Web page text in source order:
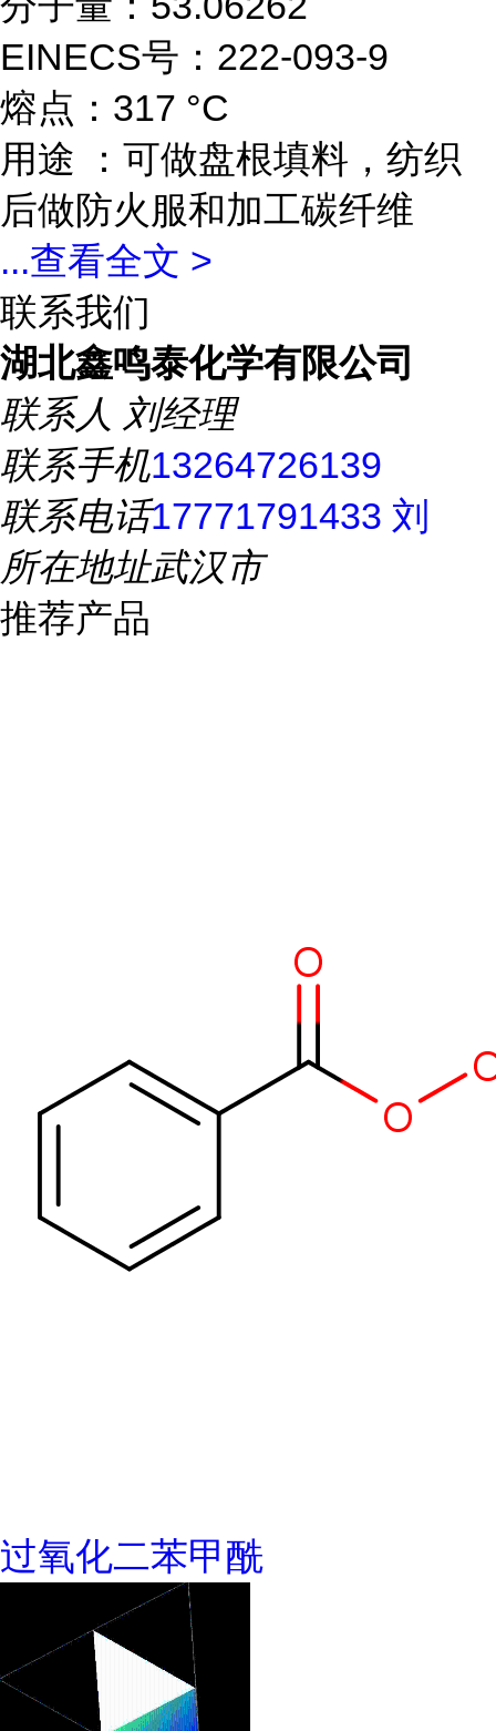
EINECS号：222-093-9
熔点：317 °C
用途 ：可做盘根填料，纺织
后做防火服和加工碳纤维
...查看全文 >
联系我们
湖北鑫鸣泰化学有限公司
联系人 刘经理
联系手机13264726139
联系电话17771791433 刘
所在地址武汉市
推荐产品
过氧化二苯甲酰